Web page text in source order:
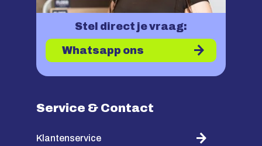
Stel direct je vraag:
Whatsapp ons
Service & Contact
Klantenservice